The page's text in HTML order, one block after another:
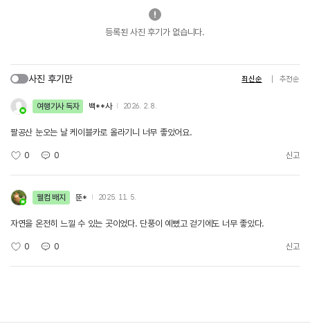
등록된 사진 후기가 없습니다.
사진 후기만 최신순 추천순
여행기사 독자 백**사 2026. 2. 8.
팔공산 눈오는 날 케이블카로 올라기니 너무 좋았어요.
0 0 신고
웰컴 배지 뚠* 2025. 11. 5.
자연을 온전히 느낄 수 있는 곳이었다. 단풍이 예뻤고 걷기에도 너무 좋았다.
0 0 신고